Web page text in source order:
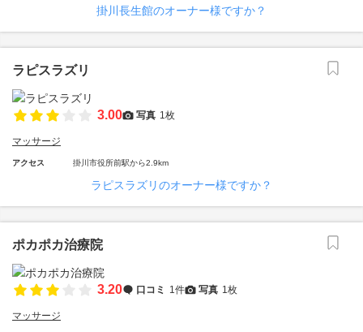
掛川長生館のオーナー様ですか？
ラピスラズリ
3.00 写真 1枚
マッサージ
アクセス 掛川市役所前駅から2.9km
ラピスラズリのオーナー様ですか？
ポカポカ治療院
3.20 口コミ 1件 写真 1枚
マッサージ